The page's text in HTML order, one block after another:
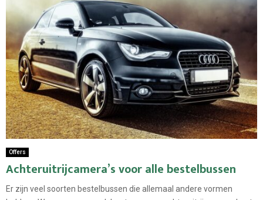
Offers
Achteruitrijcamera’s voor alle bestelbussen
Er zijn veel soorten bestelbussen die allemaal andere vormen